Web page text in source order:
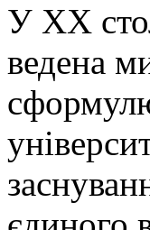
У ХХ
ведена